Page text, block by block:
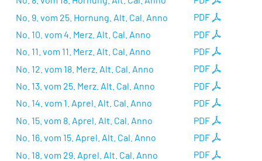
PDF
No. 9. vom 25. Hornung. Alt. Cal. Anno
PDF
No. 10. vom 4. Merz. Alt. Cal. Anno
PDF
No. 11. vom 11. Merz. Alt. Cal. Anno
PDF
No. 12. vom 18. Merz. Alt. Cal. Anno
PDF
No. 13. vom 25. Merz. Alt. Cal. Anno
PDF
No. 14. vom 1. Aprel. Alt. Cal. Anno
PDF
No. 15. vom 8. Aprel. Alt. Cal. Anno
PDF
No. 16. vom 15. Aprel. Alt. Cal. Anno
PDF
No. 18. vom 29. Aprel. Alt. Cal. Anno